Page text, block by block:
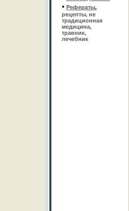
• Рефераты,
рецепты, не
традиционная
медицина,
травник,
лечебник